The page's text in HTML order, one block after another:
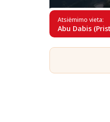
Atsiėmimo vieta:
Abu Dabis